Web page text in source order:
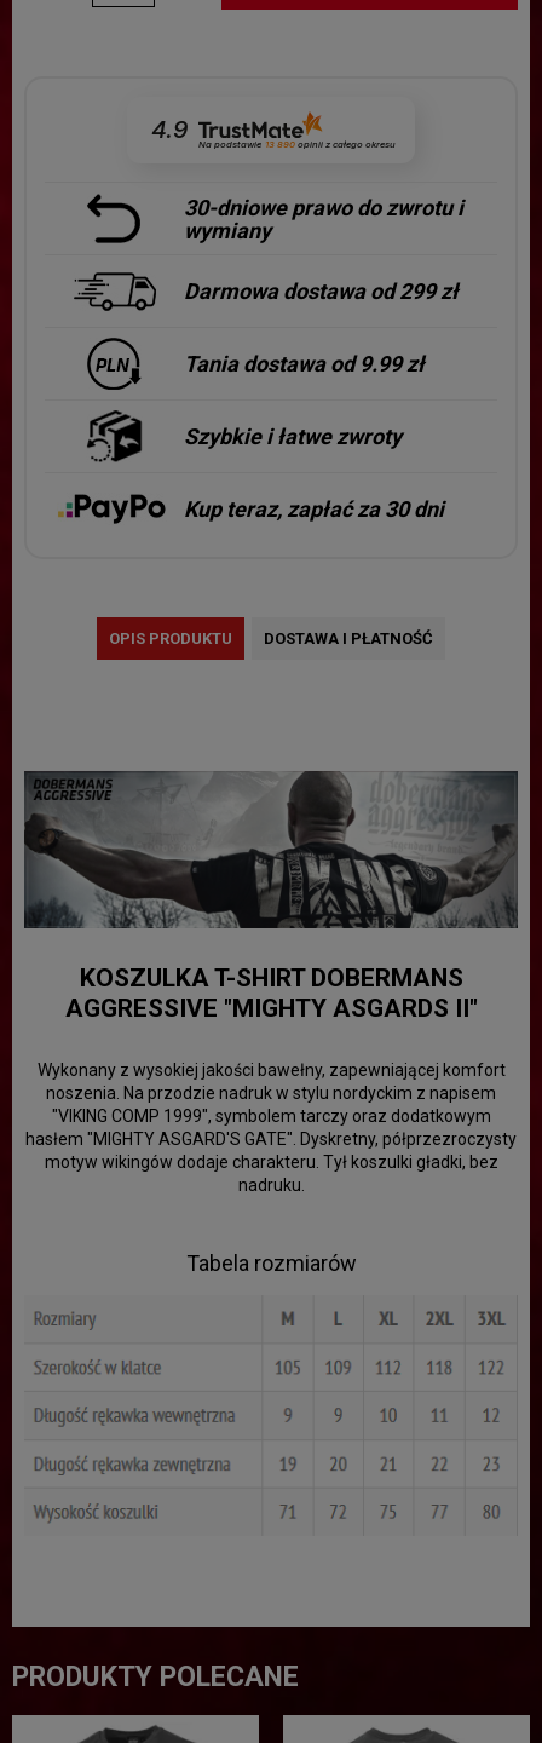
4.9
Na podstawie 13 890 opiniiz całego okresu
30-dniowe prawo do zwrotu i
wymiany
Darmowa dostawa od 299 zł
Tania dostawa od 9.99 zł
Szybkie i łatwe zwroty
Kup teraz, zapłać za 30 dni
OPIS PRODUKTU DOSTAWA I PŁATNOŚĆ
KOSZULKA T-SHIRT DOBERMANS
AGGRESSIVE "MIGHTY ASGARDS II"
Wykonany z wysokiej jakości bawełny, zapewniającej komfort
noszenia. Na przodzie nadruk w stylu nordyckim z napisem
"VIKING COMP 1999", symbolem tarczy oraz dodatkowym
hasłem "MIGHTY ASGARD'S GATE". Dyskretny, półprzezroczysty
motyw wikingów dodaje charakteru. Tył koszulki gładki, bez
nadruku.
Tabela rozmiarów
PRODUKTY POLECANE